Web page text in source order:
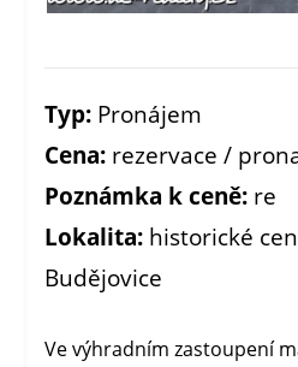
Typ: Pronájem
Cena: rezervace /
Poznámka k ceně: re
Lokalita: historické
Budějovice
Ve výhradním zastoupení